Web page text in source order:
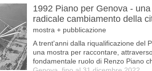
1992 Piano per Genova -
radicale cambiamento della
mostra + pubblicazione
A trent'anni dalla riqualificazione del
una mostra per raccontare,
fondamentale ruolo di Renzo Piano